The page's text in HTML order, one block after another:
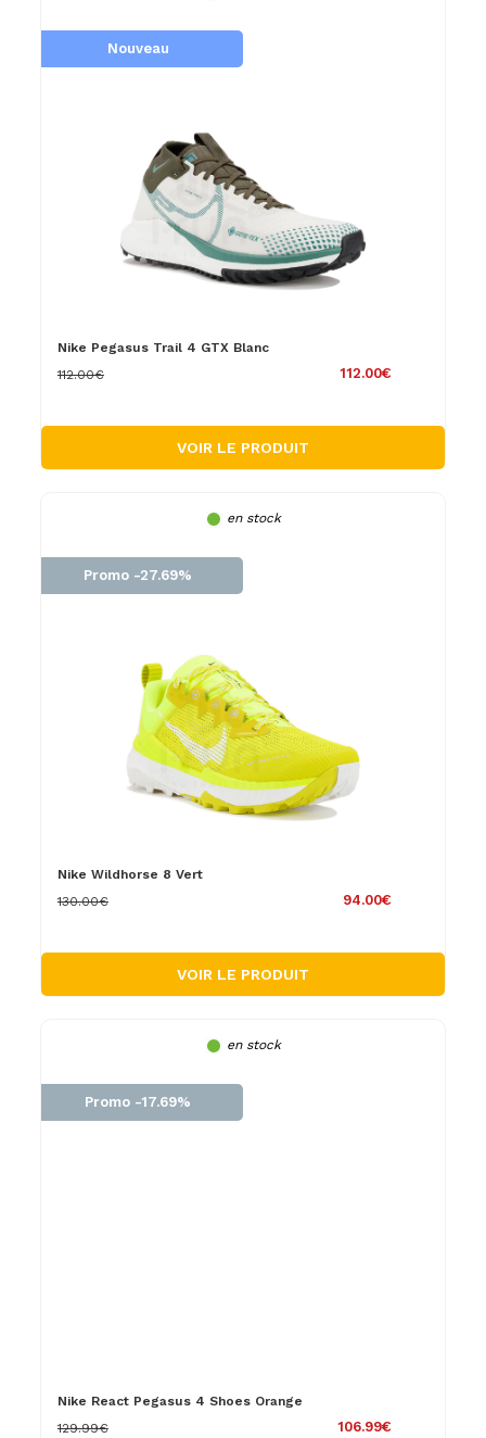
Nouveau
Nike Pegasus Trail 4 GTX Blanc
112.00€
112.00€
VOIR LE PRODUIT
en stock
Promo -27.69%
Nike Wildhorse 8 Vert
94.00€
130.00€
VOIR LE PRODUIT
en stock
Promo -17.69%
Nike React Pegasus 4 Shoes Orange
106.99€
129.99€